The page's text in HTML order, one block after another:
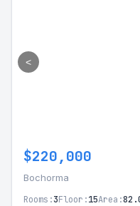
<
$220,000
Bochorma
Rooms:3Floor:15Area: